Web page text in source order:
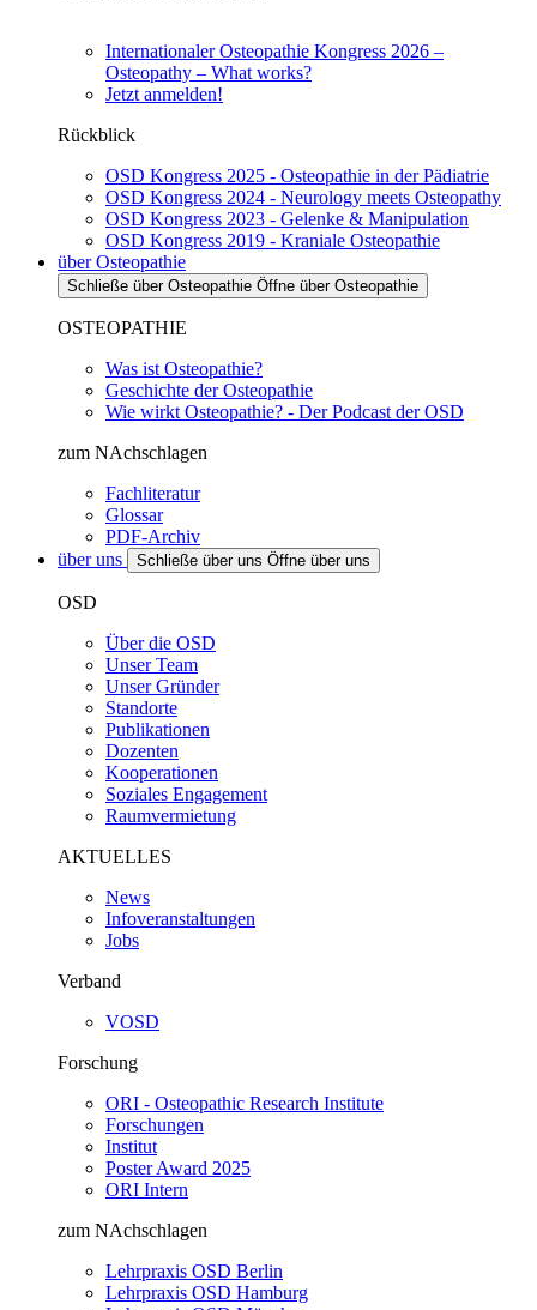
Internationaler Osteopathie Kongress 2026 –
Osteopathy – What works?
Jetzt anmelden!
Rückblick
OSD Kongress 2025 - Osteopathie in der Pädiatrie
OSD Kongress 2024 - Neurology meets Osteopathy
OSD Kongress 2023 - Gelenke & Manipulation
OSD Kongress 2019 - Kraniale Osteopathie
über Osteopathie
Schließe über Osteopathie Öffne über Osteopathie
OSTEOPATHIE
Was ist Osteopathie?
Geschichte der Osteopathie
Wie wirkt Osteopathie? - Der Podcast der OSD
zum NAchschlagen
Fachliteratur
Glossar
PDF-Archiv
über uns
Schließe über uns Öffne über uns
OSD
Über die OSD
Unser Team
Unser Gründer
Standorte
Publikationen
Dozenten
Kooperationen
Soziales Engagement
Raumvermietung
AKTUELLES
News
Infoveranstaltungen
Jobs
Verband
VOSD
Forschung
ORI - Osteopathic Research Institute
Forschungen
Institut
Poster Award 2025
ORI Intern
zum NAchschlagen
Lehrpraxis OSD Berlin
Lehrpraxis OSD Hamburg